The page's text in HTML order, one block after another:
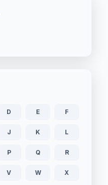
D E F
J K L
P Q R
V W X